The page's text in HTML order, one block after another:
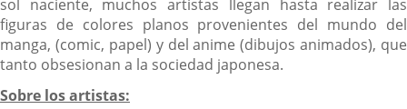
sol naciente, muchos artistas llegan hasta realizar las
figuras de colores planos provenientes del mundo del
manga, (comic, papel) y del anime (dibujos animados), que
tanto obsesionan a la sociedad japonesa.
Sobre los artistas: